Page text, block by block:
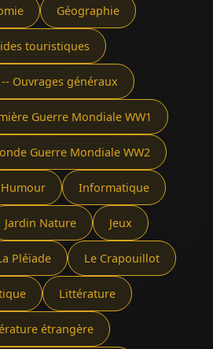
Géographie
touristiques
Ouvrages généraux
Guerre Mondiale WW1
Guerre Mondiale WW2
Humour Informatique
Jardin Nature Jeux
Pléïade Le Crapouillot
Littérature
étrangère